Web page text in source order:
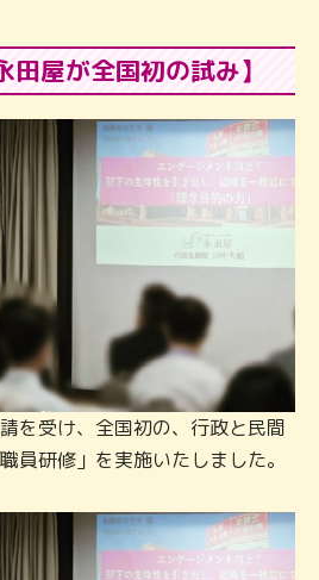
田屋が全国初の試み】
を受け、全国初の、行政と民間
員研修」を実施いたしました。